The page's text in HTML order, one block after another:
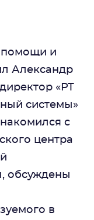
помощи и
Александр
«РТ
системы»
с
центра
обсуждены
в